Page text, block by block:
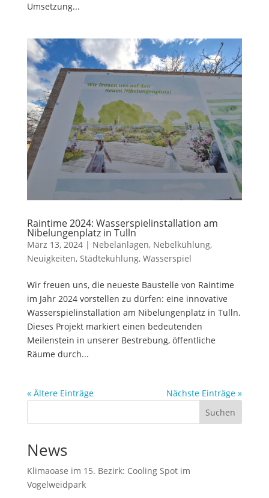
Umsetzung...
Raintime 2024: Wasserspielinstallation am
Nibelungenplatz in Tulln
März 13, 2024| Nebelanlagen, Nebelkühlung,
Neuigkeiten, Städtekühlung, Wasserspiel
Wir freuen uns, die neueste Baustelle von Raintime
im Jahr 2024 vorstellen zu dürfen: eine innovative
Wasserspielinstallation am Nibelungenplatz in Tulln.
Dieses Projekt markiert einen bedeutenden
Meilenstein in unserer Bestrebung, öffentliche
Räume durch...
« Ältere Einträge
Nächste Einträge »
Suchen
News
Klimaoase im 15. Bezirk: Cooling Spot im
Vogelweidpark